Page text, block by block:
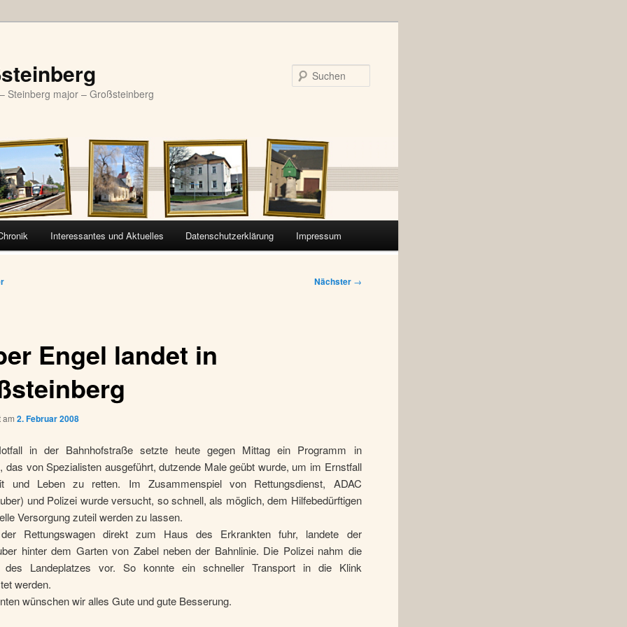
Steinberg major – Großsteinberg
Interessantes und Aktuelles Datenschutzerklärung Impressum
Nächster →
Engel landet in
am2. Februar 2008
in der Bahnhofstraße setzte heute gegen Mittag ein Programm in
das von Spezialisten ausgeführt, dutzende Male geübt wurde, um im Ernstfall
und Leben zu retten. Im Zusammenspiel von Rettungsdienst, ADAC
und Polizei wurde versucht, so schnell, als möglich, dem Hilfebedürftigen
Versorgung zuteil werden zu lassen.
Rettungswagen direkt zum Haus des Erkrankten fuhr, landete der
hinter dem Garten von Zabel neben der Bahnlinie. Die Polizei nahm die
des Landeplatzes vor. So konnte ein schneller Transport in die Klink
werden.
wünschen wir alles Gute und gute Besserung.